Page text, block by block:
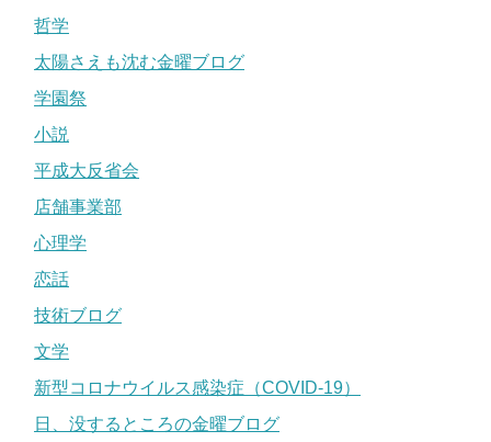
哲学
太陽さえも沈む金曜ブログ
学園祭
小説
平成大反省会
店舗事業部
心理学
恋話
技術ブログ
文学
新型コロナウイルス感染症（COVID-19）
日、没するところの金曜ブログ